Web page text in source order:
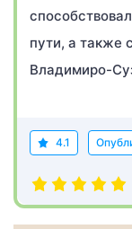
пути, а также
Владимиро-
4.1